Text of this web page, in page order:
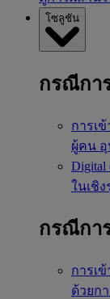
โซลูชัน
กรณีกา
การเ
ผู้คน
Digital
ในเชิ
กรณีกา
การเ
ด้วยก